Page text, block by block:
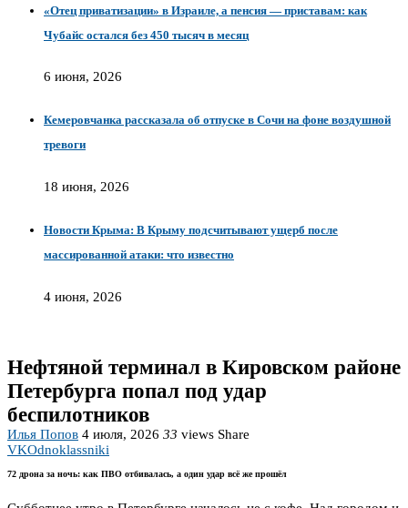
«Отец приватизации» в Израиле, а пенсия — приставам: как
Чубайс остался без 450 тысяч в месяц
6 июня, 2026
Кемеровчанка рассказала об отпуске в Сочи на фоне воздушной
тревоги
18 июня, 2026
Новости Крыма: В Крыму подсчитывают ущерб после
массированной атаки: что известно
4 июня, 2026
Нефтяной терминал в Кировском районе
Петербурга попал под удар
беспилотников
Илья Попов 4 июля, 2026 33 views Share
VKOdnoklassniki
72 дрона за ночь: как ПВО отбивалась, а один удар всё же прошёл